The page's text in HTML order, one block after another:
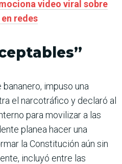
video viral sobre
redes
impuso una
el narcotráfico y declaró al
para movilizar a las
planea hacer una
la Constitución aún sin
incluyó entre las